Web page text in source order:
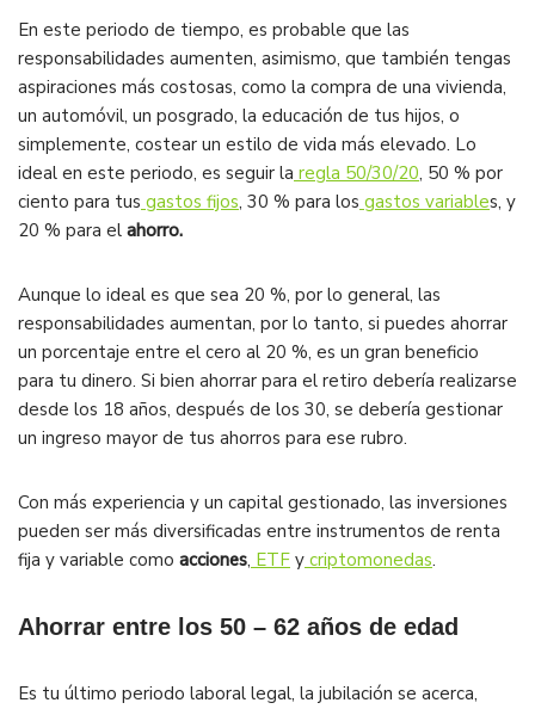
En este periodo de tiempo, es probable que las
responsabilidades aumenten, asimismo, que también tengas
aspiraciones más costosas, como la compra de una vivienda,
un automóvil, un posgrado, la educación de tus hijos, o
simplemente, costear un estilo de vida más elevado. Lo
ideal en este periodo, es seguir la regla 50/30/20, 50 % por
ciento para tus gastos fijos, 30 % para los gastos variables, y
20 % para el ahorro.
Aunque lo ideal es que sea 20 %, por lo general, las
responsabilidades aumentan, por lo tanto, si puedes ahorrar
un porcentaje entre el cero al 20 %, es un gran beneficio
para tu dinero. Si bien ahorrar para el retiro debería realizarse
desde los 18 años, después de los 30, se debería gestionar
un ingreso mayor de tus ahorros para ese rubro.
Con más experiencia y un capital gestionado, las inversiones
pueden ser más diversificadas entre instrumentos de renta
fija y variable como acciones, ETF y criptomonedas.
Ahorrar entre los 50 – 62 años de edad
Es tu último periodo laboral legal, la jubilación se acerca,